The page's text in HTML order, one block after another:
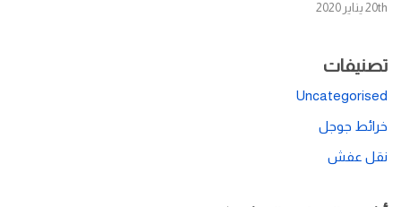
20th يناير 2020
تصنيفات
Uncategorised
خرائط جوجل
نقل عفش